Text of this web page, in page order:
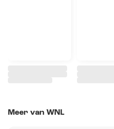
Meer van WNL